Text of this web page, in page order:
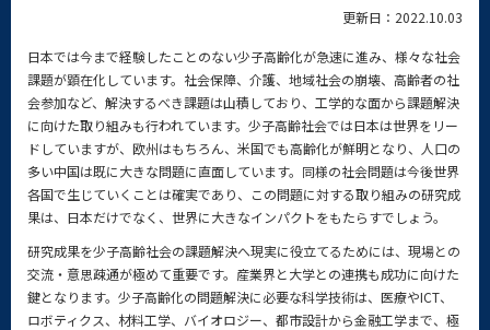
更新日：2022.10.03
日本では今まで経験したことのない少子高齢化が急速に進み、様々な社会
課題が顕在化しています。社会保障、介護、地域社会の崩壊、高齢者の社
会参加など、解決するべき課題は山積しており、工学的な面から課題解決
に向けた取り組みも行われています。少子高齢社会では日本は世界をリー
ドしていますが、欧州はもちろん、米国でも高齢化が鮮明となり、人口の
多い中国は既に大きな問題に直面しています。同様の社会問題は今後世界
各国で生じていくことは確実であり、この問題に対する取り組みの研究成
果は、日本だけでなく、世界に大きなインパクトをもたらすでしょう。
研究成果を少子高齢社会の課題解決へ現実に役立てるためには、現場との
交流・意思疎通が極めて重要です。産業界と大学との連携も成功に向けた
鍵となります。少子高齢化の問題解決に必要な科学技術は、医療やICT、
ロボティクス、材料工学、バイオロジー、都市設計から金融工学まで、極